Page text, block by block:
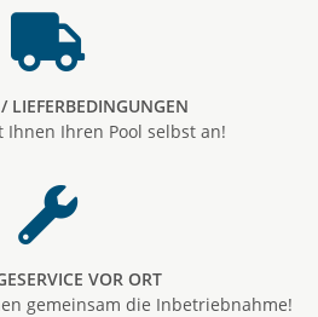
LIEFERBEDINGUNGEN
Ihnen Ihren Pool selbst an!
VOR ORT
gemeinsam die Inbetriebnahme!